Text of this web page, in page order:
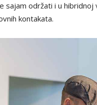
sajam održati i u
kontakata.